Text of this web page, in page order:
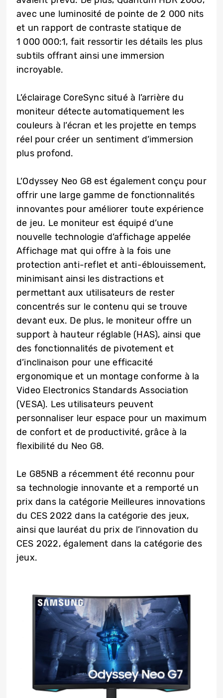
avec une luminosité de pointe de 2 000 nits
et un rapport de contraste statique de
1 000 000:1, fait ressortir les détails les plus
subtils offrant ainsi une immersion
incroyable.
L’éclairage CoreSync situé à l’arrière du
moniteur détecte automatiquement les
couleurs à l’écran et les projette en temps
réel pour créer un sentiment d’immersion
plus profond.
L’Odyssey Neo G8 est également conçu pour
offrir une large gamme de fonctionnalités
innovantes pour améliorer toute expérience
de jeu. Le moniteur est équipé d’une
nouvelle technologie d’affichage appelée
Affichage mat qui offre à la fois une
protection anti-reflet et anti-éblouissement,
minimisant ainsi les distractions et
permettant aux utilisateurs de rester
concentrés sur le contenu qui se trouve
devant eux. De plus, le moniteur offre un
support à hauteur réglable (HAS), ainsi que
des fonctionnalités de pivotement et
d’inclinaison pour une efficacité
ergonomique et un montage conforme à la
Video Electronics Standards Association
(VESA). Les utilisateurs peuvent
personnaliser leur espace pour un maximum
de confort et de productivité, grâce à la
flexibilité du Neo G8.
Le G85NB a récemment été reconnu pour
sa technologie innovante et a remporté un
prix dans la catégorie Meilleures innovations
du CES 2022 dans la catégorie des jeux,
ainsi que lauréat du prix de l’innovation du
CES 2022, également dans la catégorie des
jeux.